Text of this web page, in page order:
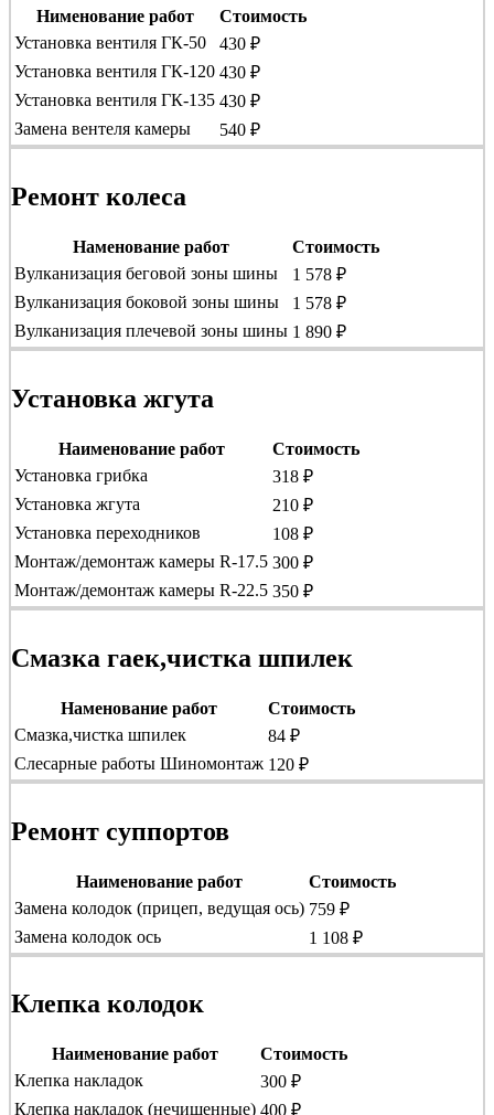
Нименование работ
Стоимость
Установка вентиля ГК-50
430 ₽
Установка вентиля ГК-120 430 ₽
Установка вентиля ГК-135 430 ₽
Замена вентеля камеры
540 ₽
Ремонт колеса
Наменование работ
Стоимость
Вулканизация беговой зоны шины
1 578 ₽
Вулканизация боковой зоны шины
1 578 ₽
Вулканизация плечевой зоны шины 1 890 ₽
Установка жгута
Наименование работ
Стоимость
Установка грибка
318 ₽
Установка жгута
210 ₽
Установка переходников
108 ₽
Монтаж/демонтаж камеры R-17.5 300 ₽
Монтаж/демонтаж камеры R-22.5 350 ₽
Смазка гаек,чистка шпилек
Наменование работ
Стоимость
Смазка,чистка шпилек
84 ₽
Слесарные работы Шиномонтаж 120 ₽
Ремонт суппортов
Наименование работ
Стоимость
Замена колодок (прицеп, ведущая ось) 759 ₽
Замена колодок ось
1 108 ₽
Клепка колодок
Наименование работ
Стоимость
Клепка накладок
300 ₽
Клепка накладок (нечищенные) 400 ₽